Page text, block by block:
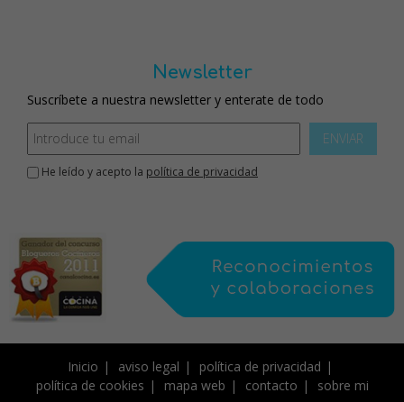
Newsletter
Suscríbete a nuestra newsletter y enterate de todo
ENVIAR
He leído y acepto la política de privacidad
Inicio aviso legal
política de privacidad
política de cookies
mapa web contacto sobre mi